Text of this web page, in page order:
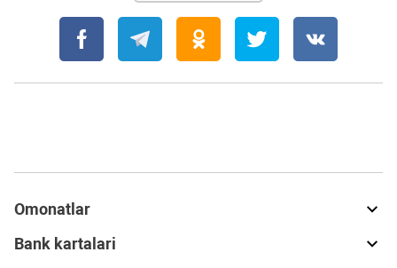
Omonatlar
Bank kartalari